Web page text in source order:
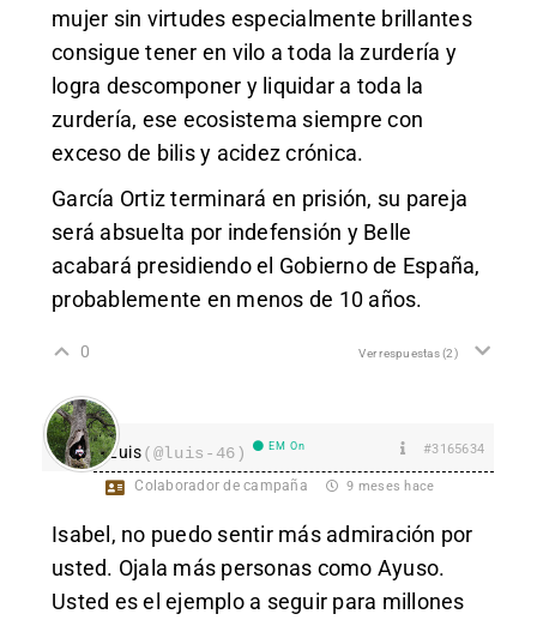
mujer sin virtudes especialmente brillantes
consigue tener en vilo a toda la zurdería y
logra descomponer y liquidar a toda la
zurdería, ese ecosistema siempre con
exceso de bilis y acidez crónica.
García Ortiz terminará en prisión, su pareja
será absuelta por indefensión y Belle
acabará presidiendo el Gobierno de España,
probablemente en menos de 10 años.
0 Ver respuestas(2)
Luis(@luis-46) EM On #3165634
Colaborador de campaña 9 meses hace
Isabel, no puedo sentir más admiración por
usted. Ojala más personas como Ayuso.
Usted es el ejemplo a seguir para millones